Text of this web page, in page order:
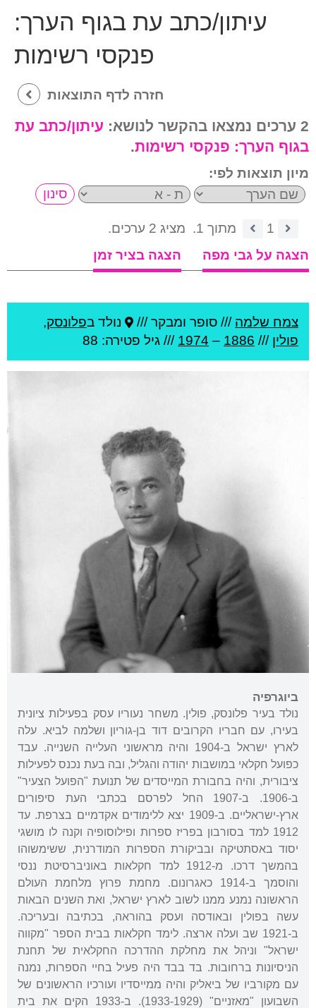
עיתון/כתב עת בגוף הערך:
פנקסי רשימות
חזרה לדף התוצאות
2 ערכים נמצאו בהקשר לנושא:
עיתון/כתב עת
בגוף הערך: פנקסי רשימות.
מיון תוצאות לפי:
1 מתוך 1.
מציג 2 ערכים.
הצגה על גבי מפה
הצגה בציר זמן
צמח שלמה /// סופר ומבקר /// נולד בפלונסק,
פולין ///
1886
–
1974 /// גיל פטירה: 88
ביוגרפיה
נולד בעיר פלונסק, פולין. משחר נעוריו עסק בפעילות ציונית
בעירו, עם חבריו הקרובים דוד בן-גוריון ושלמה לביא. עלה
לארץ ישראל ב-1904 והיה מראשוני העלייה השנייה. עבד
כפועל חקלאי במושבות יהודה והגליל, ובה בעת נכנס לפעילות
ציבורית, והיה בחבורת המייסדים של תנועת "הפועל הצעיר"
ב-1906. ב-1907 החל לפרסם בכתבי העת סיפורים
ארץ-ישראליים. ב-1909 יצא ללימודים אקדמיים בצרפת. עד
1912 למד בסורבון בפריז ספרות ופילוסופיה וקנה לו מושגי
יסוד באסתטיקה ובביקורת הספרות המודרנית, ששימשוהו
בהמשך דרכו. מ-1912 למד חקלאות באוניברסיטת ננסי
והוסמך ב-1914 כאגרונום. מחמת פרוץ מלחמת העולם
הראשונה נמנע ממנו לשוב לארץ ישראל, ואת השנים הבאות
עשה בפולין ובאודסה ועסק בהוראה, בכתיבה ובעריכה.
ב-1921 שב ועלה ארצה. לימד חקלאות בבית הספר "מקווה
ישראל" וניהל את מחלקת ההדרכה החקלאית של תחנת
הניסיונות ברחובות. בד בבד היה פעיל בחיי הספרות, נמנה
עם מקורביו של ביאליק והיה ממייסדיו ועורכיו הראשונים של
השבועון "מאזניים" (1933-1929). ב-1933 הקים את בית